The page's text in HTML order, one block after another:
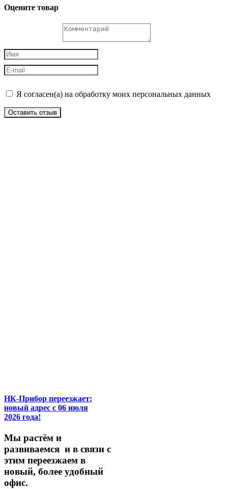
Оцените товар
Я согласен(а) на обработку моих персональных данных
Оставить отзыв
НК-Прибор переезжает:
новый адрес с 06 июля
2026 года!
Мы растём и
развиваемся и в связи с
этим переезжаем в
новый, более удобный
офис.